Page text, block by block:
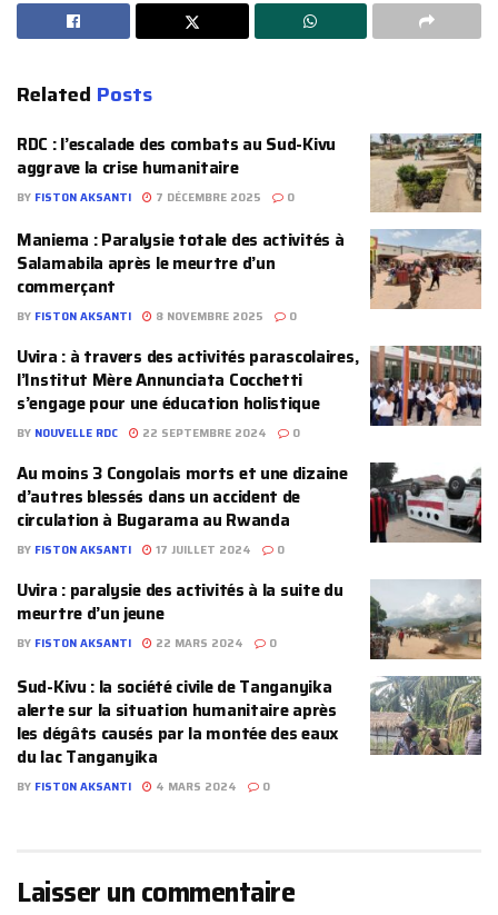
Related Posts
RDC : l’escalade des combats au Sud-Kivu
aggrave la crise humanitaire
BY FISTON AKSANTI 7 DÉCEMBRE 2025 0
Maniema : Paralysie totale des activités à
Salamabila après le meurtre d’un
commerçant
BY FISTON AKSANTI 8 NOVEMBRE 2025 0
Uvira : à travers des activités parascolaires,
l’Institut Mère Annunciata Cocchetti
s’engage pour une éducation holistique
BY NOUVELLE RDC 22 SEPTEMBRE 2024 0
Au moins 3 Congolais morts et une dizaine
d’autres blessés dans un accident de
circulation à Bugarama au Rwanda
BY FISTON AKSANTI 17 JUILLET 2024 0
Uvira : paralysie des activités à la suite du
meurtre d’un jeune
BY FISTON AKSANTI 22 MARS 2024 0
Sud-Kivu : la société civile de Tanganyika
alerte sur la situation humanitaire après
les dégâts causés par la montée des eaux
du lac Tanganyika
BY FISTON AKSANTI 4 MARS 2024 0
Laisser un commentaire